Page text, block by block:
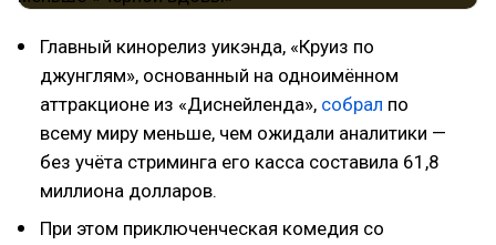
Главный кинорелиз уикэнда, «Круиз по
джунглям», основанный на одноимённом
аттракционе из «Диснейленда», собрал по
всему миру меньше, чем ожидали аналитики —
без учёта стриминга его касса составила 61,8
миллиона долларов.
При этом приключенческая комедия со